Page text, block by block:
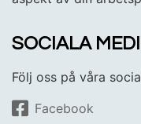
SOCIALA
Följ oss på våra
Facebook